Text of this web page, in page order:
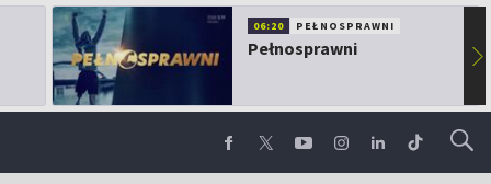
06:20 PEŁNOSPRAWNI
Pełnosprawni ▶